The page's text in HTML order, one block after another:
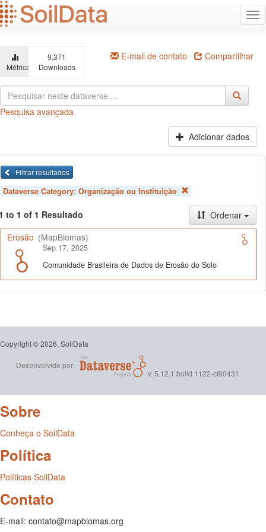
Ir
para
o
principal
Métricas
9,371
Downloads
E-mail de contato Compartilhar
Pesquisa avançada
Adicionar dados
Filtrar resultados
Dataverse Category: Organização ou Instituição
to 1 of 1 Resultado
Ordenar
Erosão (MapBiomas)
Sep 17, 2025
Comunidade Brasileira de Dados de Erosão do Solo
Copyright © 2026, SoilData
Desenvolvido por
v. 5.12.1 build 1122-cf90431
Sobre
Conheça o SoilData
Política
Políticas SoilData
Contato
E-mail: contato@mapbiomas.org